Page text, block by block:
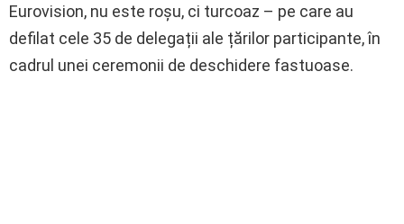
Eurovision, nu este roșu, ci turcoaz – pe care au
defilat cele 35 de delegații ale țărilor participante, în
cadrul unei ceremonii de deschidere fastuoase.